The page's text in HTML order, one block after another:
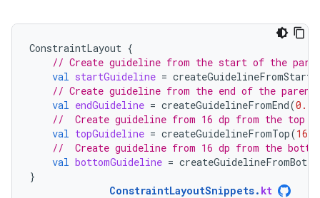
ConstraintLayout {
// Create guideline from the start of the
val startGuideline = createGuidelineFromStart
// Create guideline from the end of the parent
val endGuideline = createGuidelineFromEnd(0.1f
//  Create guideline from 16 dp from the top
val topGuideline = createGuidelineFromTop(16.
//  Create guideline from 16 dp from the
val bottomGuideline =
}
ConstraintLayoutSnippets. kt